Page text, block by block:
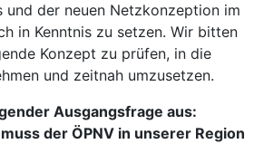
und der neuen Netzkonzeption im
in Kenntnis zu setzen. Wir bitten
Konzept zu prüfen, in die
und zeitnah umzusetzen.
Ausgangsfrage aus:
der ÖPNV in unserer Region